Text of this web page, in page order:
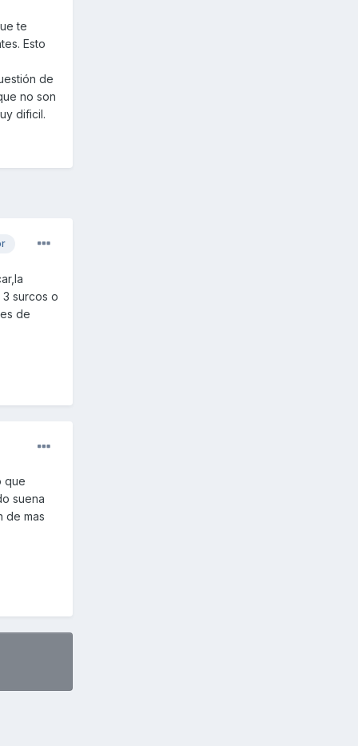
te
Esto
de
no son
dificil.
surcos o
de
que
suena
de mas